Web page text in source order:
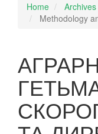
Home Archives
Methodology